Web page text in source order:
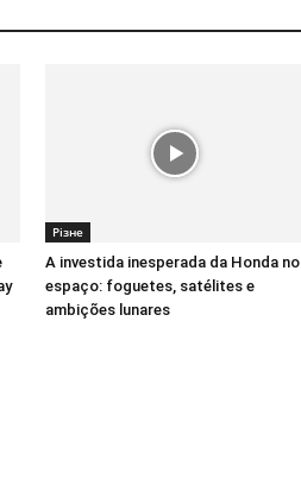
Різне
A investida inesperada da Honda no
espaço: foguetes, satélites e
ambições lunares